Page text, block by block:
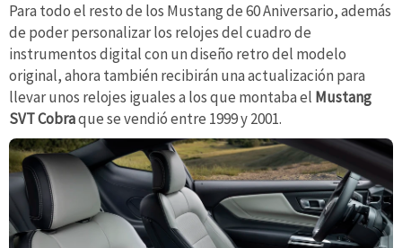
Para todo el resto de los Mustang de 60 Aniversario, además
de poder personalizar los relojes del cuadro de
instrumentos digital con un diseño retro del modelo
original, ahora también recibirán una actualización para
llevar unos relojes iguales a los que montaba el Mustang
SVT Cobraque se vendió entre 1999 y 2001.